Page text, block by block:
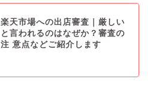
楽天市場への出店審査｜厳しい
と言われるのはなぜか？審査の
注 意点などご紹介します